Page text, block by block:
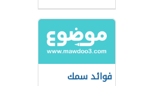
فوائد سمك